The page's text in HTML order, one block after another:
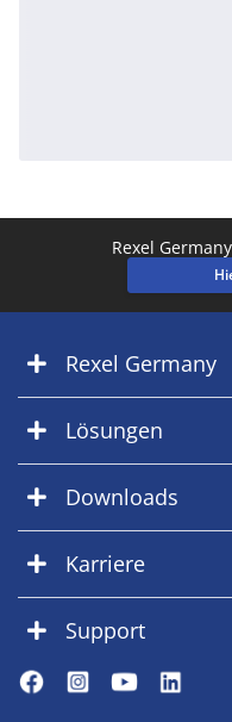
Rexel
Rexel Germany
Lösungen
Downloads
Karriere
Support